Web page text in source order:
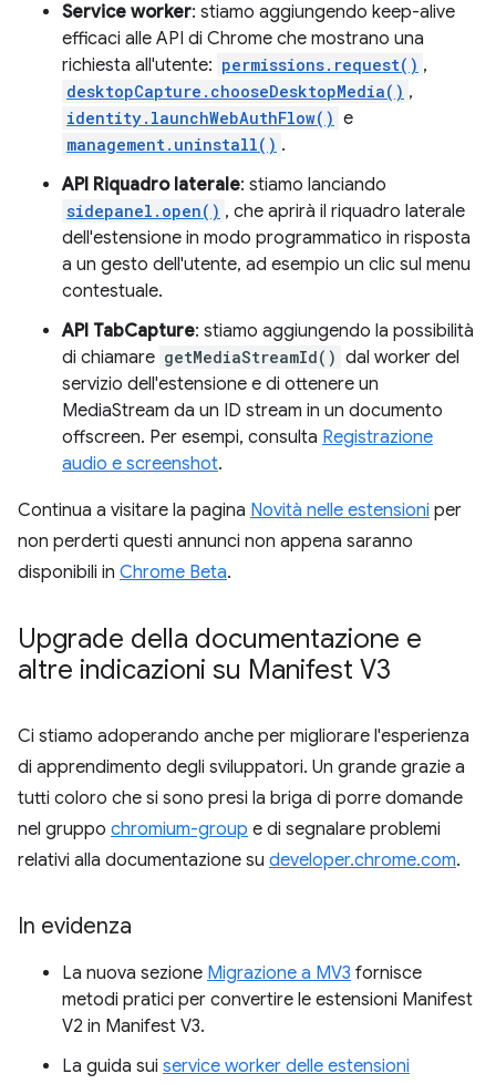
Service worker: stiamo aggiungendo keep-alive
efficaci alle API di Chrome che mostrano una
richiesta all'utente: permissions.request() ,
desktopCapture.chooseDesktopMedia() ,
identity.launchWebAuthFlow() e
management.uninstall() .
API Riquadro laterale: stiamo lanciando
sidepanel.open() , che aprirà il riquadro laterale
dell'estensione in modo programmatico in risposta
a un gesto dell'utente, ad esempio un clic sul menu
contestuale.
API TabCapture: stiamo aggiungendo la possibilità
di chiamare getMediaStreamId() dal worker del
servizio dell'estensione e di ottenere un
MediaStream da un ID stream in un documento
offscreen. Per esempi, consulta Registrazione
audio e screenshot.
Continua a visitare la pagina Novità nelle estensioni per
non perderti questi annunci non appena saranno
disponibili in Chrome Beta.
Upgrade della documentazione e
altre indicazioni su Manifest V3
Ci stiamo adoperando anche per migliorare l'esperienza
di apprendimento degli sviluppatori. Un grande grazie a
tutti coloro che si sono presi la briga di porre domande
nel gruppo chromium-group e di segnalare problemi
relativi alla documentazione su developer.chrome.com.
In evidenza
La nuova sezione Migrazione a MV3 fornisce
metodi pratici per convertire le estensioni Manifest
V2 in Manifest V3.
La guida sui service worker delle estensioni